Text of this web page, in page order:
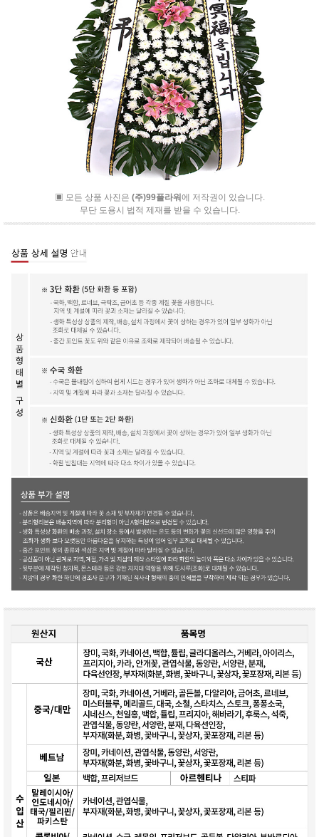
▣ 모든 상품 사진은 (주)99플라워에 저작권이 있습니다.
무단 도용시 법적 제재를 받을 수 있습니다.